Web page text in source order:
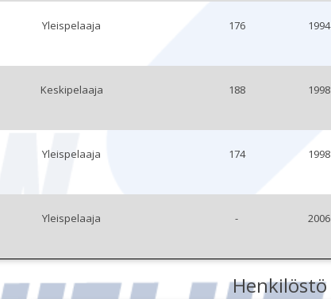
Yleispelaaja 176 1994
Keskipelaaja 188 1998
Yleispelaaja 174 1998
Yleispelaaja - 2006
Henkilöstö